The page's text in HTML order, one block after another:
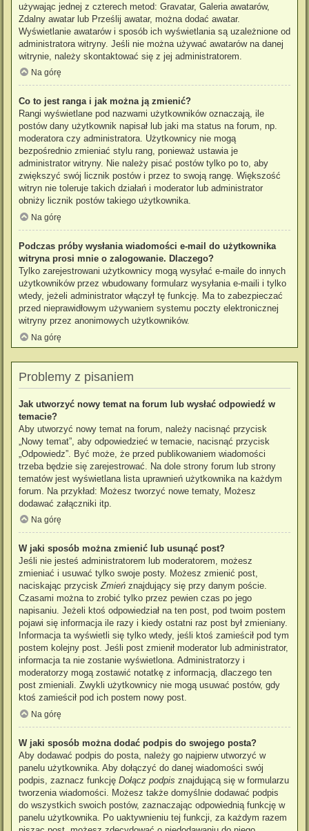
używając jednej z czterech metod: Gravatar, Galeria awatarów,
Zdalny awatar lub Prześlij awatar, można dodać awatar.
Wyświetlanie awatarów i sposób ich wyświetlania są uzależnione od
administratora witryny. Jeśli nie można używać awatarów na danej
witrynie, należy skontaktować się z jej administratorem.
Na górę
Co to jest ranga i jak można ją zmienić?
Rangi wyświetlane pod nazwami użytkowników oznaczają, ile
postów dany użytkownik napisał lub jaki ma status na forum, np.
moderatora czy administratora. Użytkownicy nie mogą
bezpośrednio zmieniać stylu rang, ponieważ ustawia je
administrator witryny. Nie należy pisać postów tylko po to, aby
zwiększyć swój licznik postów i przez to swoją rangę. Większość
witryn nie toleruje takich działań i moderator lub administrator
obniży licznik postów takiego użytkownika.
Na górę
Podczas próby wysłania wiadomości e-mail do użytkownika
witryna prosi mnie o zalogowanie. Dlaczego?
Tylko zarejestrowani użytkownicy mogą wysyłać e-maile do innych
użytkowników przez wbudowany formularz wysyłania e-maili i tylko
wtedy, jeżeli administrator włączył tę funkcję. Ma to zabezpieczać
przed nieprawidłowym używaniem systemu poczty elektronicznej
witryny przez anonimowych użytkowników.
Na górę
Problemy z pisaniem
Jak utworzyć nowy temat na forum lub wysłać odpowiedź w
temacie?
Aby utworzyć nowy temat na forum, należy nacisnąć przycisk
„Nowy temat”, aby odpowiedzieć w temacie, nacisnąć przycisk
„Odpowiedz”. Być może, że przed publikowaniem wiadomości
trzeba będzie się zarejestrować. Na dole strony forum lub strony
tematów jest wyświetlana lista uprawnień użytkownika na każdym
forum. Na przykład: Możesz tworzyć nowe tematy, Możesz
dodawać załączniki itp.
Na górę
W jaki sposób można zmienić lub usunąć post?
Jeśli nie jesteś administratorem lub moderatorem, możesz
zmieniać i usuwać tylko swoje posty. Możesz zmienić post,
naciskając przyciskZmień znajdujący się przy danym poście.
Czasami można to zrobić tylko przez pewien czas po jego
napisaniu. Jeżeli ktoś odpowiedział na ten post, pod twoim postem
pojawi się informacja ile razy i kiedy ostatni raz post był zmieniany.
Informacja ta wyświetli się tylko wtedy, jeśli ktoś zamieścił pod tym
postem kolejny post. Jeśli post zmienił moderator lub administrator,
informacja ta nie zostanie wyświetlona. Administratorzy i
moderatorzy mogą zostawić notatkę z informacją, dlaczego ten
post zmieniali. Zwykli użytkownicy nie mogą usuwać postów, gdy
ktoś zamieścił pod ich postem nowy post.
Na górę
W jaki sposób można dodać podpis do swojego posta?
Aby dodawać podpis do posta, należy go najpierw utworzyć w
panelu użytkownika. Aby dołączyć do danej wiadomości swój
podpis, zaznacz funkcję Dołącz podpis znajdującą się w formularzu
tworzenia wiadomości. Możesz także domyślnie dodawać podpis
do wszystkich swoich postów, zaznaczając odpowiednią funkcję w
panelu użytkownika. Po uaktywnieniu tej funkcji, za każdym razem